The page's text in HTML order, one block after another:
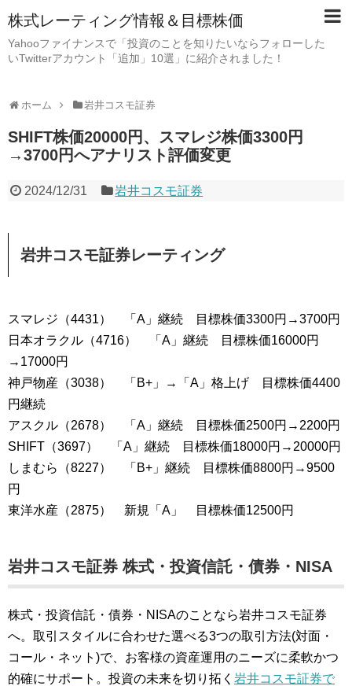
株式レーティング情報＆目標株価
Yahooファイナンスで「投資のことを知りたいならフォローした
いTwitterアカウント「追加」10選」に紹介されました！
ホーム 岩井コスモ証券
SHIFT株価20000円、スマレジ株価3300円
→3700円へアナリスト評価変更
2024/12/31 岩井コスモ証券
岩井コスモ証券レーティング
スマレジ（4431） 「A」継続 目標株価3300円→3700円
日本オラクル（4716） 「A」継続 目標株価16000円
→17000円
神戸物産（3038） 「B+」→「A」格上げ 目標株価4400
円継続
アスクル（2678） 「A」継続 目標株価2500円→2200円
SHIFT（3697） 「A」継続 目標株価18000円→20000円
しまむら（8227） 「B+」継続 目標株価8800円→9500
円
東洋水産（2875） 新規「A」 目標株価12500円
岩井コスモ証券 株式・投資信託・債券・NISA
株式・投資信託・債券・NISAのことなら岩井コスモ証券
へ。取引スタイルに合わせた選べる3つの取引方法(対面・
コール・ネット)で、お客様の資産運用のニーズに柔軟かつ
的確にサポート。投資の未来を切り拓く 岩井コスモ証券で